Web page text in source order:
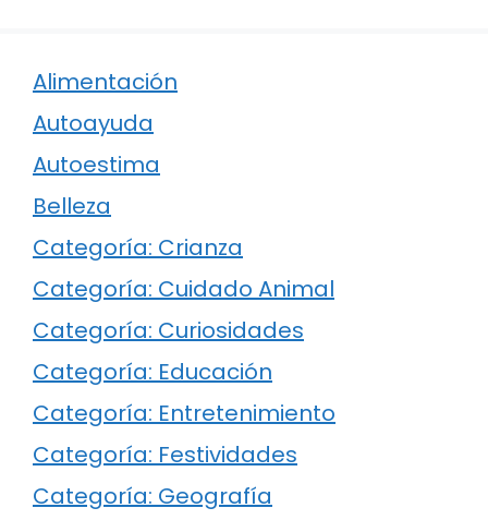
Alimentación
Autoayuda
Autoestima
Belleza
Categoría: Crianza
Categoría: Cuidado Animal
Categoría: Curiosidades
Categoría: Educación
Categoría: Entretenimiento
Categoría: Festividades
Categoría: Geografía